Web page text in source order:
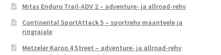
Mitas Enduro Trail-ADV 2 – adventure- ja allroad-rehv
Continental SportAttack 5 – sportrehv maanteele ja
ringrajale
Metzeler Karoo 4 Street – adventure- ja allroad-rehv